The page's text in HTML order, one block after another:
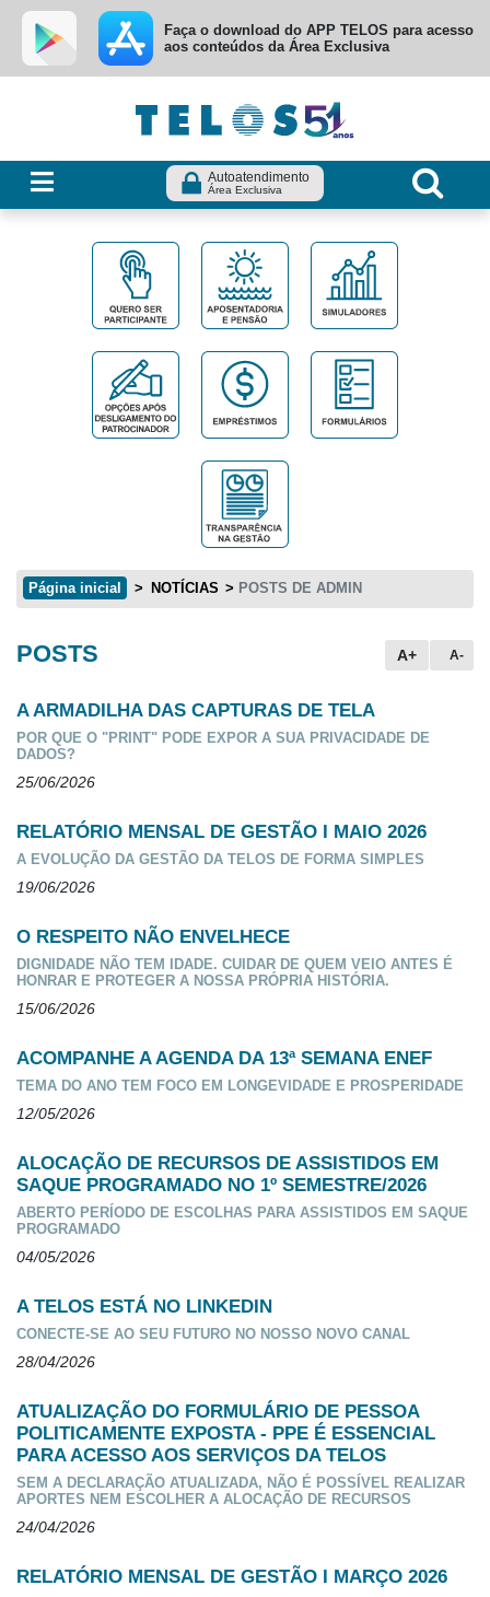
Ir para menu principal
Ir para conteúdo
Ir para busca
Faça o download do APP TELOS para acesso
aos conteúdos da Área Exclusiva
Autoatendimento
Área Exclusiva
Página inicial NOTÍCIAS POSTS DE ADMIN
Conteúdo principal
POSTS A+ A-
A ARMADILHA DAS CAPTURAS DE TELA
POR QUE O "PRINT" PODE EXPOR A SUA PRIVACIDADE DE
DADOS?
25/06/2026
RELATÓRIO MENSAL DE GESTÃO I MAIO 2026
A EVOLUÇÃO DA GESTÃO DA TELOS DE FORMA SIMPLES
19/06/2026
O RESPEITO NÃO ENVELHECE
DIGNIDADE NÃO TEM IDADE. CUIDAR DE QUEM VEIO ANTES É
HONRAR E PROTEGER A NOSSA PRÓPRIA HISTÓRIA.
15/06/2026
ACOMPANHE A AGENDA DA 13ª SEMANA ENEF
TEMA DO ANO TEM FOCO EM LONGEVIDADE E PROSPERIDADE
12/05/2026
ALOCAÇÃO DE RECURSOS DE ASSISTIDOS EM
SAQUE PROGRAMADO NO 1º SEMESTRE/2026
ABERTO PERÍODO DE ESCOLHAS PARA ASSISTIDOS EM SAQUE
PROGRAMADO
04/05/2026
A TELOS ESTÁ NO LINKEDIN
CONECTE-SE AO SEU FUTURO NO NOSSO NOVO CANAL
28/04/2026
ATUALIZAÇÃO DO FORMULÁRIO DE PESSOA
POLITICAMENTE EXPOSTA - PPE É ESSENCIAL
PARA ACESSO AOS SERVIÇOS DA TELOS
SEM A DECLARAÇÃO ATUALIZADA, NÃO É POSSÍVEL REALIZAR
APORTES NEM ESCOLHER A ALOCAÇÃO DE RECURSOS
24/04/2026
RELATÓRIO MENSAL DE GESTÃO I MARÇO 2026